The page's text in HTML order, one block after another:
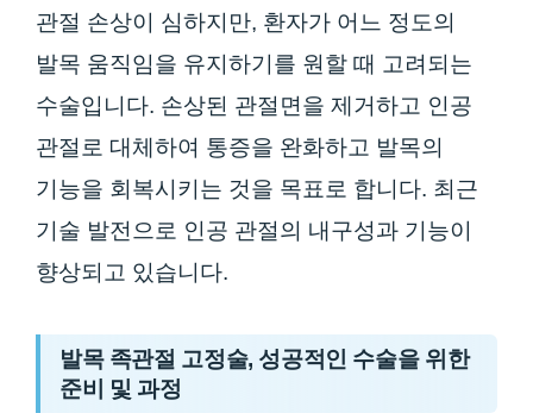
관절 손상이 심하지만, 환자가 어느 정도의
발목 움직임을 유지하기를 원할 때 고려되는
수술입니다. 손상된 관절면을 제거하고 인공
관절로 대체하여 통증을 완화하고 발목의
기능을 회복시키는 것을 목표로 합니다. 최근
기술 발전으로 인공 관절의 내구성과 기능이
향상되고 있습니다.
발목 족관절 고정술, 성공적인 수술을 위한
준비 및 과정